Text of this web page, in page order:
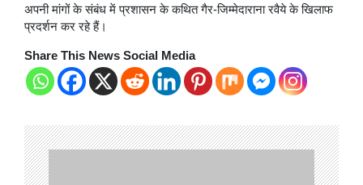
अपनी मांगों के संबंध में प्रशासन के कथित गैर-जिम्मेदाराना रवैये के खिलाफ
प्रदर्शन कर रहे हैं।
Share This News Social Media